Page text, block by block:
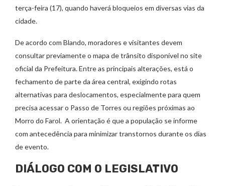
terça-feira (17), quando haverá bloqueios em diversas vias da
cidade.
De acordo com Blando, moradores e visitantes devem
consultar previamente o mapa de trânsito disponível no site
oficial da Prefeitura. Entre as principais alterações, está o
fechamento de parte da área central, exigindo rotas
alternativas para deslocamentos, especialmente para quem
precisa acessar o Passo de Torres ou regiões próximas ao
Morro do Farol. A orientação é que a população se informe
com antecedência para minimizar transtornos durante os dias
de evento.
DIÁLOGO COM O LEGISLATIVO